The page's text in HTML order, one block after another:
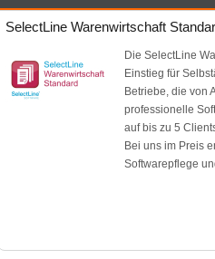
SelectLine Warenwirtschaft
Die SelectLine
Einstieg für
Betriebe, die von
professionelle
auf bis zu 5
Bei uns im Preis
Softwarepflege